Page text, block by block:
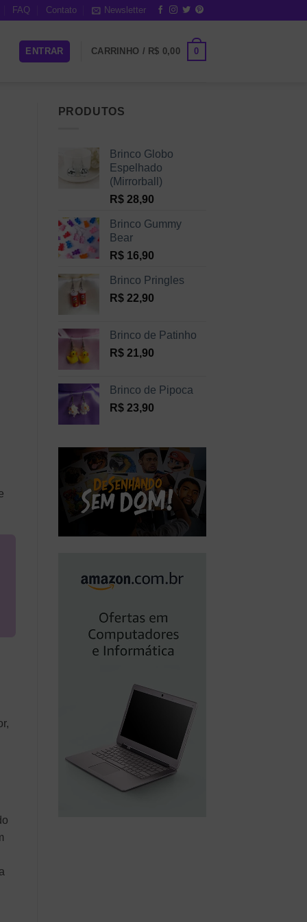
FAQ Contato Newsletter
ENTRAR CARRINHO / R$ 0,00 0
PRODUTOS
Brinco Globo
Espelhado
(Mirrorball)
R$28,90
Brinco Gummy
Bear
R$16,90
Brinco Pringles
R$22,90
Brinco de Patinho
R$21,90
Brinco de Pipoca
R$23,90